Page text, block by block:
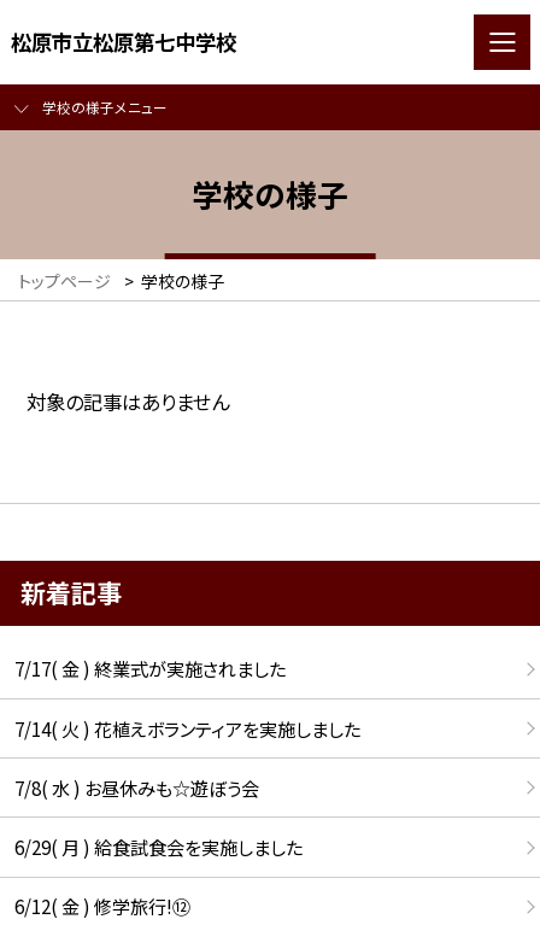
松原市立松原第七中学校
学校の様子メニュー
学校の様子
トップページ > 学校の様子
対象の記事はありません
新着記事
7/17( 金 ) 終業式が実施されました
7/14( 火 ) 花植えボランティアを実施しました
7/8( 水 ) お昼休みも☆遊ぼう会
6/29( 月 ) 給食試食会を実施しました
6/12( 金 ) 修学旅行!⑫